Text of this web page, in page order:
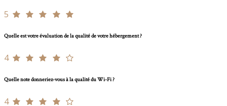
5
Quelle est votre évaluation de la qualité de votre hébergement ?
4
Quelle note donneriez-vous à la qualité du Wi-Fi ?
4